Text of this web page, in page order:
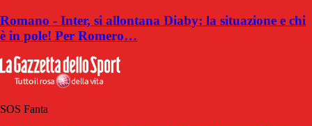
Romano - Inter, si allontana Diaby: la situazione e chi
è in pole! Per Romero…
SOS Fanta